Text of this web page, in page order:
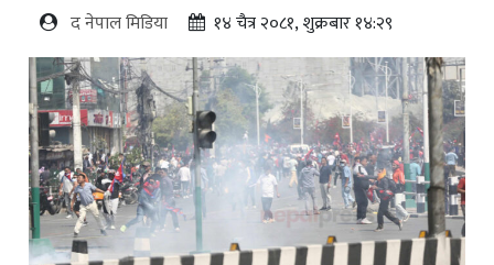
द नेपाल मिडिया १४ चैत्र २०८१, शुक्रबार १४:२९